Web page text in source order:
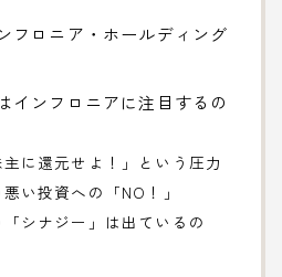
フロニア・ホールディング
インフロニアに注目するの
に還元せよ！」という圧力
い投資への「NO！」
シナジー」は出ているの